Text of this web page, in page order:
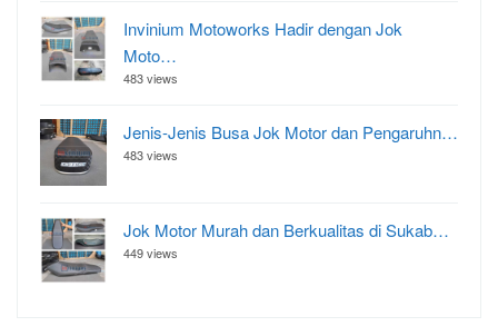
Invinium Motoworks Hadir dengan Jok
Moto…
483 views
Jenis-Jenis Busa Jok Motor dan Pengaruhn…
483 views
Jok Motor Murah dan Berkualitas di Sukab…
449 views